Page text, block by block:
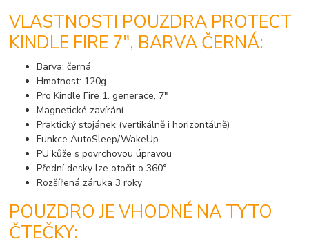
VLASTNOSTI POUZDRA PROTECT
KINDLE FIRE 7", BARVA ČERNÁ:
Barva: černá
Hmotnost: 120g
Pro Kindle Fire 1. generace, 7"
Magnetické zavírání
Praktický stojánek (vertikálně i horizontálně)
Funkce AutoSleep/WakeUp
PU kůže s povrchovou úpravou
Přední desky lze otočit o 360°
Rozšířená záruka 3 roky
POUZDRO JE VHODNÉ NA TYTO
ČTEČKY: